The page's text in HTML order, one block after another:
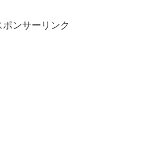
ポンサーリンク